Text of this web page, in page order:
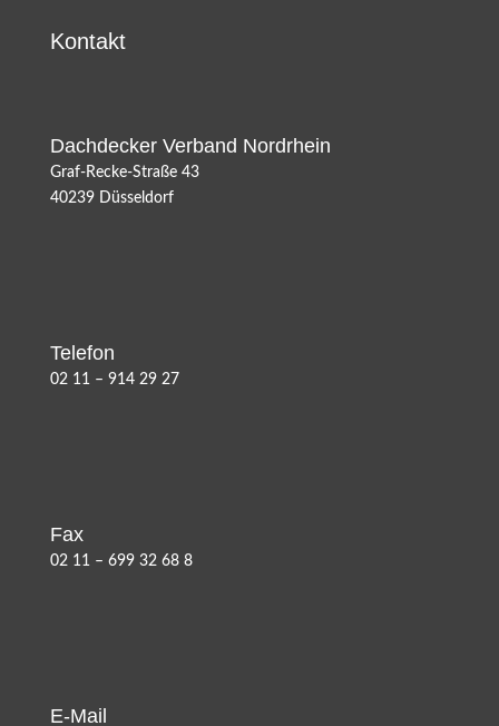
Kontakt
Dachdecker Verband Nordrhein
Graf-Recke-Straße 43
40239 Düsseldorf
Telefon
02 11 – 914 29 27
Fax
02 11 – 699 32 68 8
E-Mail